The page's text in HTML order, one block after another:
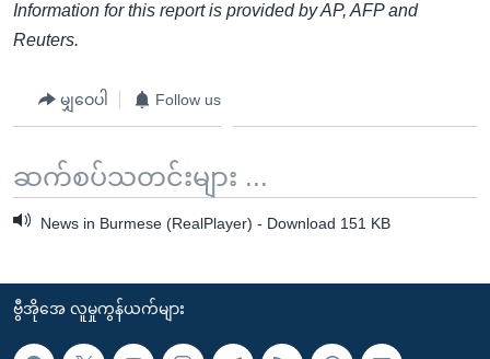
Information for this report is provided by AP, AFP and
Reuters.
မျှဝေပါ Follow us
ဆက်စပ်သတင်းများ ...
News in Burmese (RealPlayer) - Download 151 KB
ဗွီအိုအေ လူမှုကွန်ယက်များ